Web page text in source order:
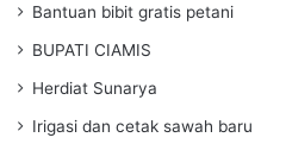
Bantuan bibit gratis petani
BUPATI CIAMIS
Herdiat Sunarya
Irigasi dan cetak sawah baru